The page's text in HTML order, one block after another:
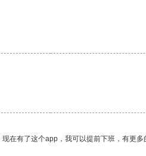
在有了这个app，我可以提前下班，有更多